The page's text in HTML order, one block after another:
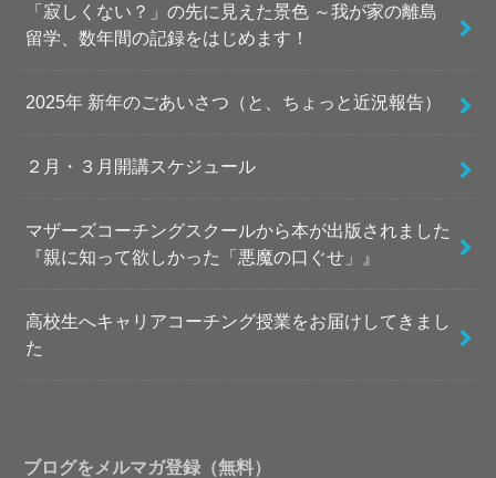
「寂しくない？」の先に見えた景色 ～我が家の離島
留学、数年間の記録をはじめます！
2025年 新年のごあいさつ（と、ちょっと近況報告）
２月・３月開講スケジュール
マザーズコーチングスクールから本が出版されました
『親に知って欲しかった「悪魔の口ぐせ」』
高校生へキャリアコーチング授業をお届けしてきまし
た
ブログをメルマガ登録（無料）